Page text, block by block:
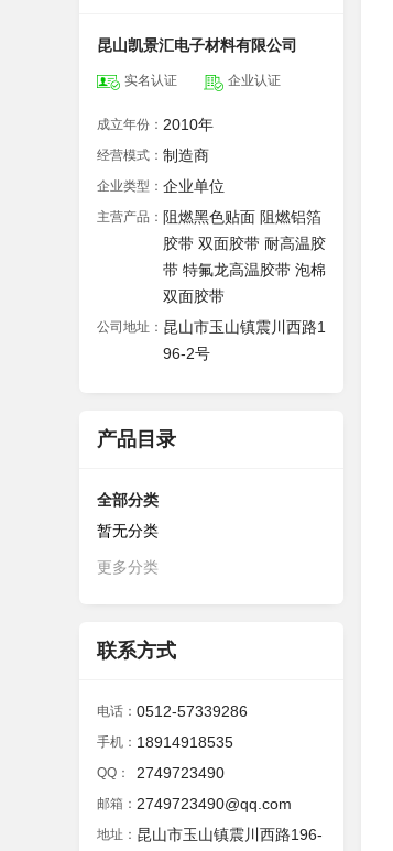
昆山凯景汇电子材料有限公司
实名认证 企业认证
成立年份： 2010年
经营模式： 制造商
企业类型： 企业单位
主营产品： 阻燃黑色贴面 阻燃铝箔
胶带 双面胶带 耐高温胶
带 特氟龙高温胶带 泡棉
双面胶带
公司地址： 昆山市玉山镇震川西路1
96-2号
产品目录
全部分类
暂无分类
更多分类
联系方式
电话： 0512-57339286
手机： 18914918535
QQ： 2749723490
邮箱： 2749723490@qq.com
地址： 昆山市玉山镇震川西路196-